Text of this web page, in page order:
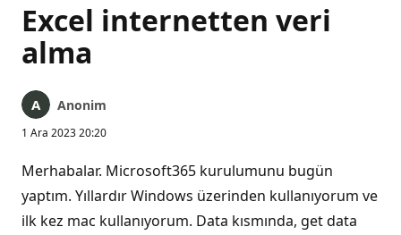
Excel internetten veri
alma
Anonim
1 Ara 2023 20:20
Merhabalar. Microsoft365 kurulumunu bugün
yaptım. Yıllardır Windows üzerinden kullanıyorum ve
ilk kez mac kullanıyorum. Data kısmında, get data